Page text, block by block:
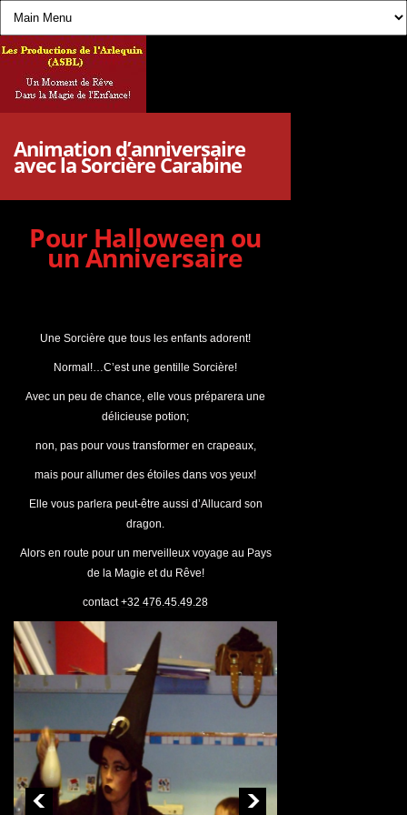
Animation d’anniversaire
avec la Sorcière Carabine
Pour Halloween ou
un Anniversaire
Une Sorcière que tous les enfants adorent!
Normal!…C’est une gentille Sorcière!
Avec un peu de chance, elle vous préparera une
délicieuse potion;
non, pas pour vous transformer en crapeaux,
mais pour allumer des étoiles dans vos yeux!
Elle vous parlera peut-être aussi d’Allucard son
dragon.
Alors en route pour un merveilleux voyage au Pays
de la Magie et du Rêve!
contact+32 476.45.49.28